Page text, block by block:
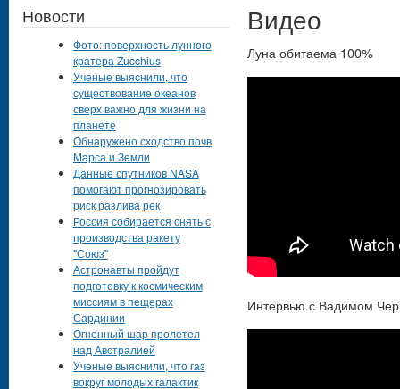
Видео
Луна обитаема 100%
Интервью с Вадимом
Новости
Фото: поверхность лунного
кратера Zucchius
Ученые выяснили, что
существование океанов
сверх важно для жизни на
планете
Обнаружено сходство почв
Марса и Земли
Данные спутников NASA
помогают прогнозировать
риск разлива рек
Россия собирается снять с
производства ракету
"Союз"
Астронавты пройдут
подготовку к космическим
миссиям в пещерах
Сардинии
Огненный шар пролетел
над Австралией
Ученые выяснили, что газ
вокруг молодых галактик